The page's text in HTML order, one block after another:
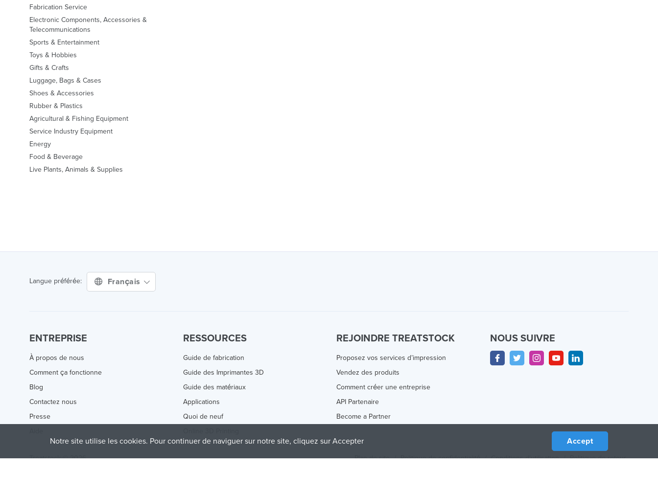
Fabrication Service
Electronic Components, Accessories &
Telecommunications
Sports & Entertainment
Toys & Hobbies
Gifts & Crafts
Luggage, Bags & Cases
Shoes & Accessories
Rubber & Plastics
Agricultural & Fishing Equipment
Service Industry Equipment
Energy
Food & Beverage
Live Plants, Animals & Supplies
Langue préférée: Français
ENTREPRISE
À propos de nous
Comment ça fonctionne
Blog
Contactez nous
Presse
RESSOURCES
Guide de fabrication
Guide des Imprimantes 3D
Guide des matériaux
Applications
Quoi de neuf
REJOINDRE TREATSTOCK
Proposez vos services d’impression
Vendez des produits
Comment créer une entreprise
API Partenaire
Become a Partner
NOUS SUIVRE
Treatstock © 2026 Plan de site / Politique de confidentialité / Conditions d'utilisation / Politique de retour
Notre site utilise les cookies. Pour continuer de naviguer sur notre site, cliquez sur Accepter Accept